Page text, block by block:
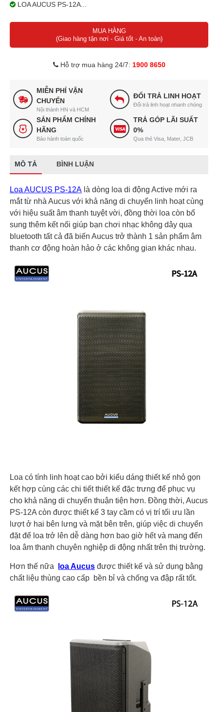
LOA AUCUS PS-12A...
MUA HÀNG
(Giao hàng tận nơi - Giá tốt - An toàn)
Hỗ trợ mua hàng 24/7: 1900 8650
MIỄN PHÍ VẬN
CHUYỂN
Nội thành HN và HCM
ĐỔI TRẢ LINH HOẠT
Đổi trả linh hoạt nhanh chóng
SẢN PHẨM CHÍNH
HÃNG
Bảo hành toàn quốc
TRẢ GÓP LÃI SUẤT
0%
Qua thẻ Visa, Mater, JCB
MÔ TẢ BÌNH LUẬN
Loa AUCUS PS-12A là dòng loa di động Active mới ra
mắt từ nhà Aucus với khả năng di chuyển linh hoạt cùng
với hiệu suất âm thanh tuyệt vời, đồng thời loa còn bổ
sung thêm kết nối giúp bạn chơi nhạc không dây qua
bluetooth tất cả đã biến Aucus trở thành 1 sản phẩm âm
thanh cơ động hoàn hảo ở các không gian khác nhau.
Loa có tính linh hoạt cao bởi kiểu dáng thiết kế nhỏ gọn
kết hợp cùng các chi tiết thiết kế đặc trưng để phục vụ
cho khả năng di chuyển thuận tiện hơn. Đồng thời, Aucus
PS-12A còn được thiết kế 3 tay cầm có vị trí tối ưu lần
lượt ở hai bên lưng và mặt bên trên, giúp việc di chuyển
đặt để loa trở lên dễ dàng hơn bao giờ hết và mang đến
loa âm thanh chuyên nghiệp di động nhất trên thị trường.
Hơn thế nữa loa Aucus được thiết kế và sử dụng bằng
chất liệu thùng cao cấp bền bỉ và chống va đập rất tốt.